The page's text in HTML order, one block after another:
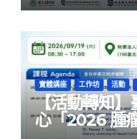
實體講座 工作坊 活動
【活動轉知】
心「2026 腫